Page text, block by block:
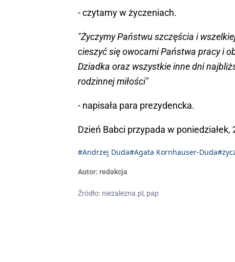
- czytamy w życzeniach.
"Życzymy Państwu szczęścia i
cieszyć się owocami Państwa pracy i
Dziadka oraz wszystkie inne dni
rodzinnej miłości"
- napisała para prezydencka.
Dzień Babci przypada w
#Andrzej Duda#Agata Kornhauser-Duda
Autor: redakcja
Źródło: niezalezna.pl, pap